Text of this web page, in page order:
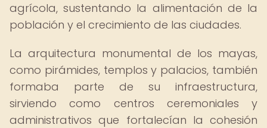
agrícola, sustentando la alimentación de la
población y el crecimiento de las ciudades.
La arquitectura monumental de los mayas,
como pirámides, templos y palacios, también
formaba parte de su infraestructura,
sirviendo como centros ceremoniales y
administrativos que fortalecían la cohesión